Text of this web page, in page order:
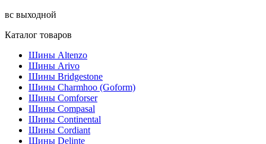
вс выходной
Каталог товаров
Шины Altenzo
Шины Arivo
Шины Bridgestone
Шины Charmhoo (Goform)
Шины Comforser
Шины Compasal
Шины Continental
Шины Cordiant
Шины Delinte